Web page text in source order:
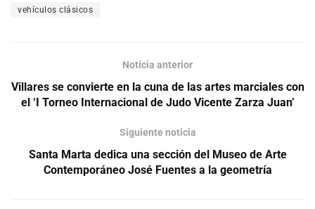
vehículos clásicos
Noticia anterior
Villares se convierte en la cuna de las artes marciales con
el ‘I Torneo Internacional de Judo Vicente Zarza Juan’
Siguiente noticia
Santa Marta dedica una sección del Museo de Arte
Contemporáneo José Fuentes a la geometría